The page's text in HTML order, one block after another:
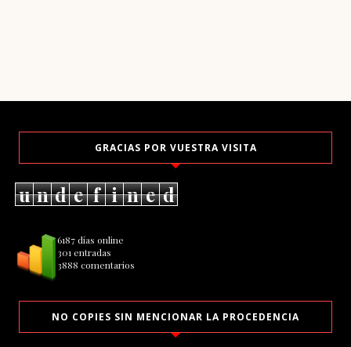
GRACIAS POR VUESTRA VISITA
u n d e f i n e d
6187 días online
301 entradas
3888 comentarios
NO COPIES SIN MENCIONAR LA PROCEDENCIA